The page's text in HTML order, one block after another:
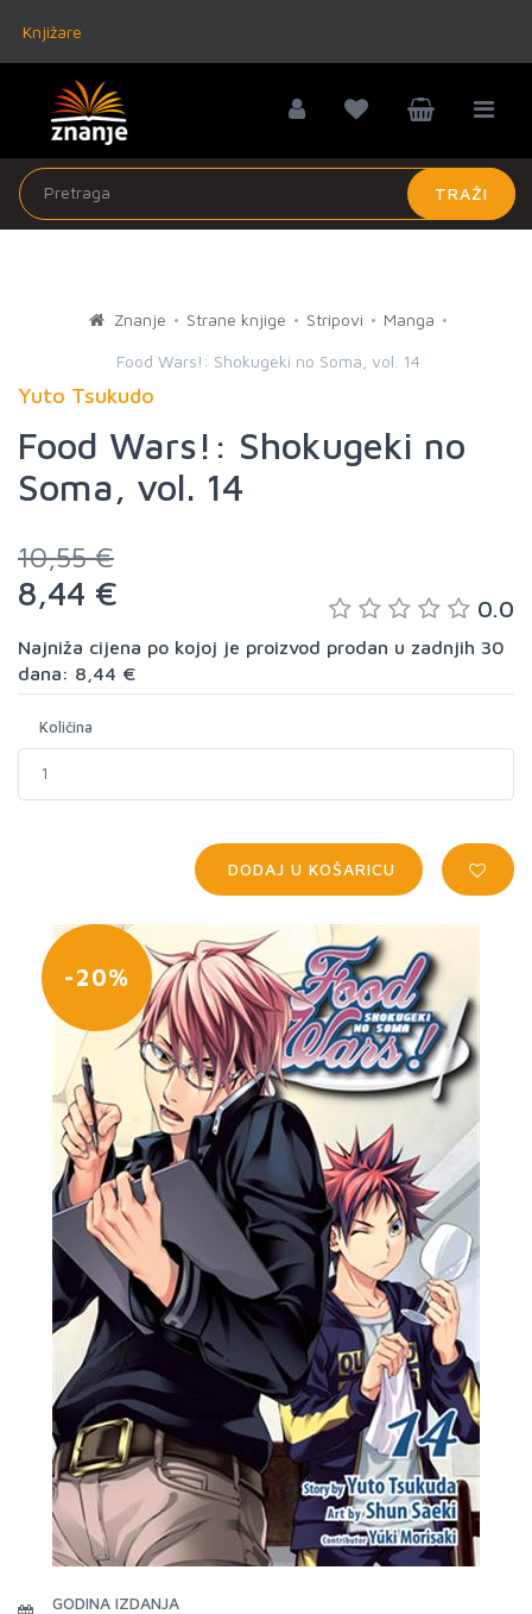
Knjižare
TRAŽI
Znanje Strane knjige Stripovi Manga
Food Wars!: Shokugeki no Soma, vol. 14
Yuto Tsukudo
Food Wars!: Shokugeki no
Soma, vol. 14
10,55 €
8,44 € 0.0
Najniža cijena po kojoj je proizvod prodan u zadnjih 30
dana: 8,44 €
Količina
DODAJ U KOŠARICU
-20%
GODINA IZDANJA